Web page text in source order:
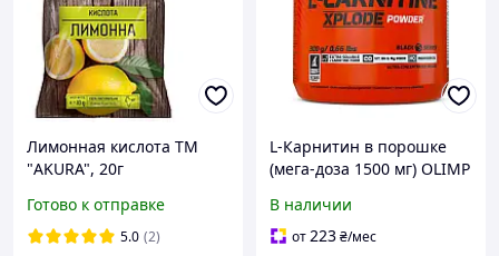
Лимонная кислота ТМ
"AKURA", 20г
Готово к отправке
5.0 (2)
L-Карнитин в порошке
(мега-доза 1500 мг) OLIMP
(300 g) Апельсин
В наличии
от223₴/мес